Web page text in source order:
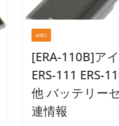
AIBO
[ERA-110B]ア
ERS-111 ERS-
他 バッテリー
連情報